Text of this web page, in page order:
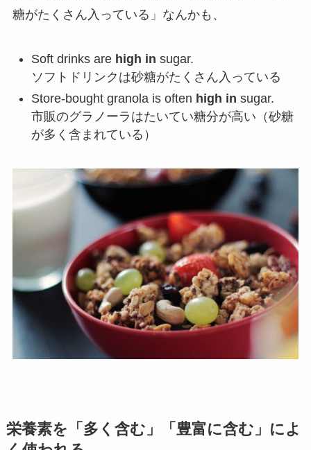
糖がたくさん入っている」なんかも、
Soft drinks are high in sugar.
ソフトドリンクは砂糖がたくさん入っている
Store-bought granola is often high in sugar.
市販のグラノーラはたいてい糖分が高い（砂糖
が多く含まれている）
栄養素を「多く含む」「豊富に含む」によ